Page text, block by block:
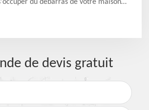
du débarras de votre maison
de devis gratuit